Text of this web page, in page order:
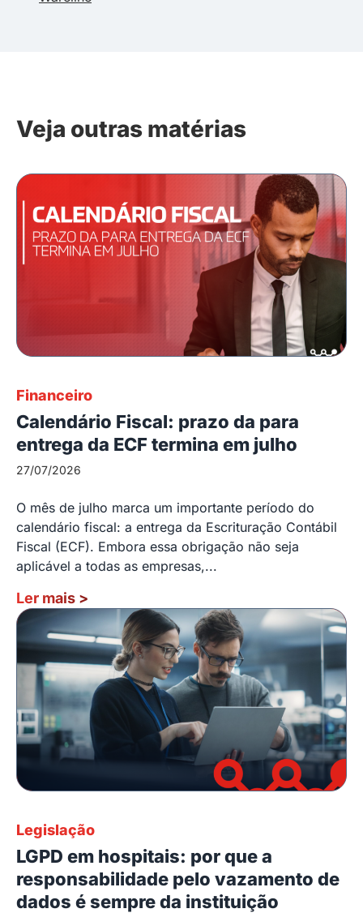
Veja outras matérias
Financeiro
Calendário Fiscal: prazo da para
entrega da ECF termina em julho
27/07/2026
O mês de julho marca um importante período do
calendário fiscal: a entrega da Escrituração Contábil
Fiscal (ECF). Embora essa obrigação não seja
aplicável a todas as empresas,...
Ler mais >
Legislação
LGPD em hospitais: por que a
responsabilidade pelo vazamento de
dados é sempre da instituição